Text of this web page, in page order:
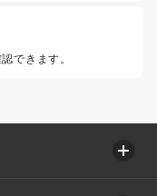
できます。